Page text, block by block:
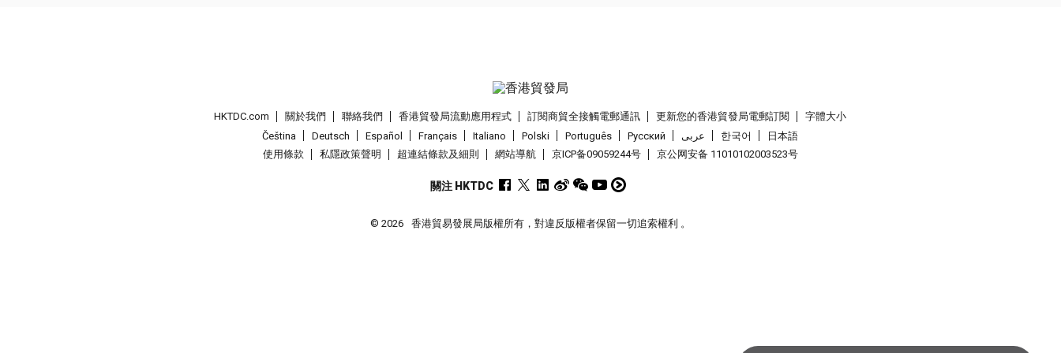
HKTDC.com 關於我們 聯絡我們 香港貿發局流動應用程式 訂閱商貿全接觸電郵通訊 更新您的香港貿發局電郵訂閱
字體大小
Čeština
Deutsch Español Français Italiano Polski Português Pусский عربى 한국어
日本語
使用條款
私隱政策聲明 超連結條款及細則 網站導航 京ICP备09059244号 京公网安备 11010102003523号
關注 HKTDC
© 2026 香港貿易發展局版權所有，對違反版權者保留一切追索權利 。